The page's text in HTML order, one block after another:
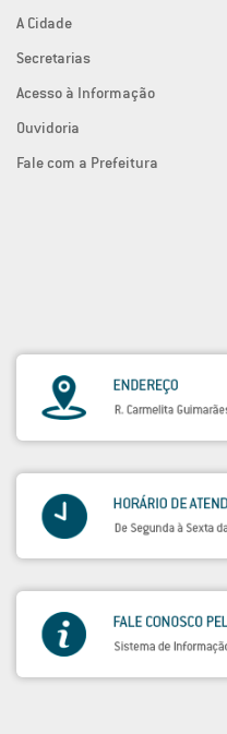
A Cidade
Secretarias
Acesso à Informação
Ouvidoria
Fale com a Prefeitura